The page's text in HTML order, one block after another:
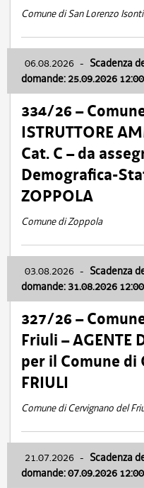
Comune di San Lorenzo
06.08.2026 - Scadenza
domande: 25.09.2026 12:00
334/26 –
ISTRUTTORE
Cat. C – da
Demografica-
ZOPPOLA
Comune di Zoppola
03.08.2026 - Scadenza
domande: 31.08.2026 12:00
327/26 –
Friuli – AGENTE
per il Comune di
FRIULI
Comune di Cervignano del
21.07.2026 - Scadenza
domande: 07.09.2026 12:00